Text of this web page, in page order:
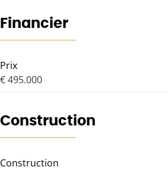
Financier
Prix
€ 495.000
Construction
Construction